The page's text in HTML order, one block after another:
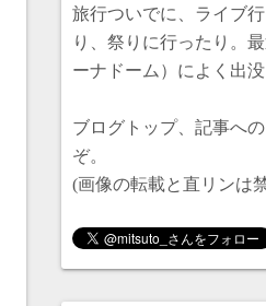
旅行ついでに、ライブ
り、祭りに行ったり。
ーナドーム）によく出没
ブログトップ、記事へ
ぞ。
(画像の転載と直リンは